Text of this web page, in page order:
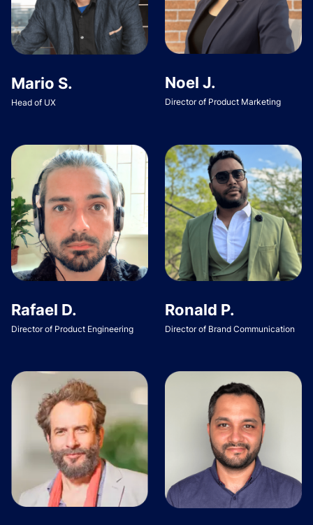
Mario S.
Head of UX
Noel J.
Director of Product Marketing
Rafael D.
Director of Product Engineering
Ronald P.
Director of Brand Communication